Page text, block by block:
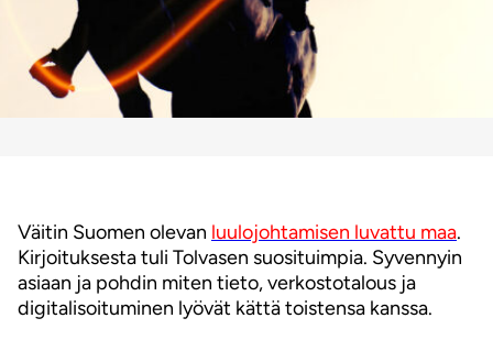
Väitin Suomen olevan luulojohtamisen luvattu maa.
Kirjoituksesta tuli Tolvasen suosituimpia. Syvennyin
asiaan ja pohdin miten tieto, verkostotalous ja
digitalisoituminen lyövät kättä toistensa kanssa.